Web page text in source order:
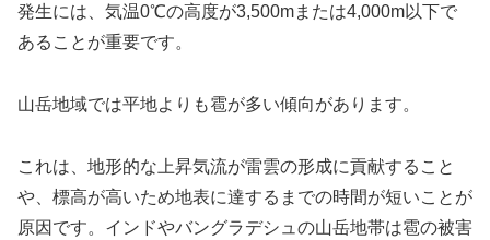
発生には、気温0℃の高度が3,500mまたは4,000m以下で
あることが重要です。
山岳地域では平地よりも雹が多い傾向があります。
これは、地形的な上昇気流が雷雲の形成に貢献すること
や、標高が高いため地表に達するまでの時間が短いことが
原因です。インドやバングラデシュの山岳地帯は雹の被害